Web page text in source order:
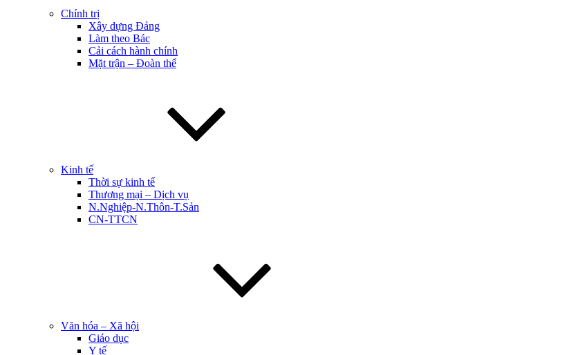
Chính trị
Xây dựng Đảng
Làm theo Bác
Cải cách hành chính
Mặt trận – Đoàn thể
Kinh tế
Thời sự kinh tế
Thương mại – Dịch vụ
N.Nghiệp-N.Thôn-T.Sản
CN-TTCN
Văn hóa – Xã hội
Giáo dục
Y tế